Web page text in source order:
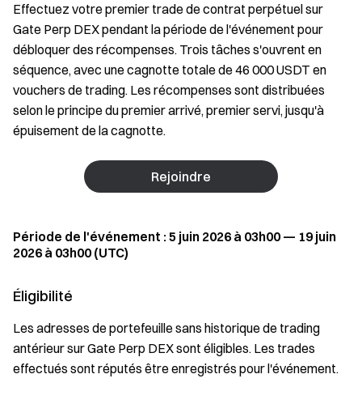
Effectuez votre premier trade de contrat perpétuel sur
Gate Perp DEX pendant la période de l'événement pour
débloquer des récompenses. Trois tâches s'ouvrent en
séquence, avec une cagnotte totale de 46 000 USDT en
vouchers de trading. Les récompenses sont distribuées
selon le principe du premier arrivé, premier servi, jusqu'à
épuisement de la cagnotte.
Rejoindre
Période de l'événement : 5 juin 2026 à 03h00 — 19 juin
2026 à 03h00 (UTC)
Éligibilité
Les adresses de portefeuille sans historique de trading
antérieur sur Gate Perp DEX sont éligibles. Les trades
effectués sont réputés être enregistrés pour l'événement.